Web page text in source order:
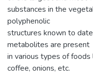
substances in the
polyphenolic
structures known to
metabolites are present
in various types of
coffee, onions, etc.